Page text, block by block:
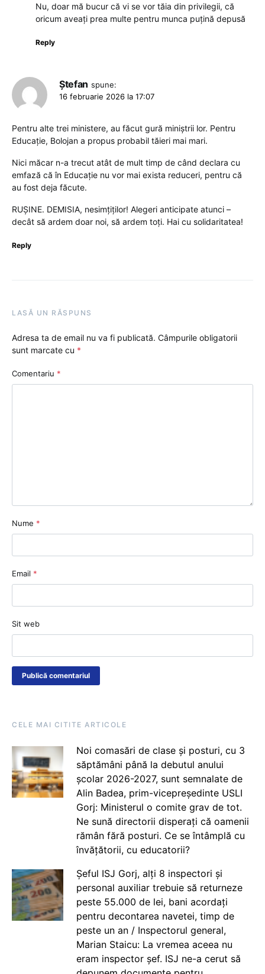
Nu, doar mă bucur că vi se vor tăia din privilegii, că
oricum aveați prea multe pentru munca puțină depusă
Reply
Ștefan spune:
16 februarie 2026 la 17:07
Pentru alte trei ministere, au făcut gură miniștrii lor. Pentru
Educație, Bolojan a propus probabil tăieri mai mari.
Nici măcar n-a trecut atât de mult timp de când declara cu
emfază că în Educație nu vor mai exista reduceri, pentru că
au fost deja făcute.
RUȘINE. DEMISIA, nesimțiților! Alegeri anticipate atunci –
decât să ardem doar noi, să ardem toți. Hai cu solidaritatea!
Reply
LASĂ UN RĂSPUNS
Adresa ta de email nu va fi publicată. Câmpurile obligatorii
sunt marcate cu *
Comentariu *
Nume *
Email *
Sit web
CELE MAI CITITE ARTICOLE
Noi comasări de clase și posturi, cu 3
săptămâni până la debutul anului
școlar 2026-2027, sunt semnalate de
Alin Badea, prim-vicepreședinte USLI
Gorj: Ministerul o comite grav de tot.
Ne sună directorii disperați că oamenii
rămân fără posturi. Ce se întâmplă cu
învățătorii, cu educatorii?
Șeful ISJ Gorj, alți 8 inspectori și
personal auxiliar trebuie să returneze
peste 55.000 de lei, bani acordați
pentru decontarea navetei, timp de
peste un an / Inspectorul general,
Marian Staicu: La vremea aceea nu
eram inspector șef. ISJ ne-a cerut să